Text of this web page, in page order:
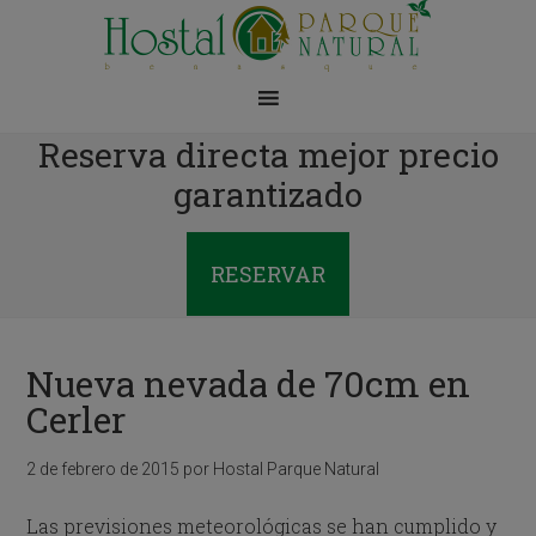
Reserva directa mejor precio
garantizado
RESERVAR
Nueva nevada de 70cm en
Cerler
2 de febrero de 2015 por Hostal Parque Natural
Las previsiones meteorológicas se han cumplido y